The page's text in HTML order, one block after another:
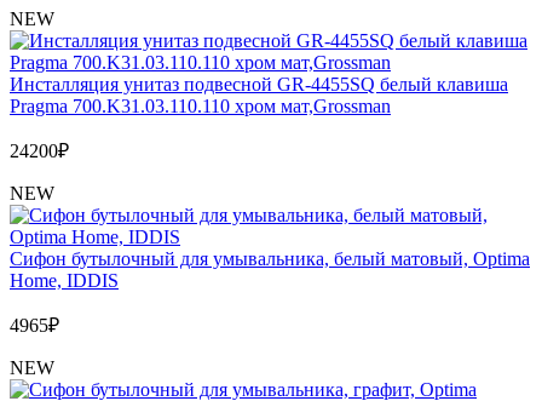
NEW
Инсталляция унитаз подвесной GR-4455SQ белый клавиша
Pragma 700.K31.03.110.110 хром мат,Grossman
24200₽
NEW
Сифон бутылочный для умывальника, белый матовый, Optima
Home, IDDIS
4965₽
NEW